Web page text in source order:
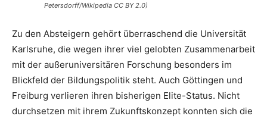
Petersdorff/Wikipedia CC BY 2.0)
Zu den Absteigern gehört überraschend die Universität
Karlsruhe, die wegen ihrer viel gelobten Zusammenarbeit
mit der außeruniversitären Forschung besonders im
Blickfeld der Bildungspolitik steht. Auch Göttingen und
Freiburg verlieren ihren bisherigen Elite-Status. Nicht
durchsetzen mit ihrem Zukunftskonzept konnten sich die